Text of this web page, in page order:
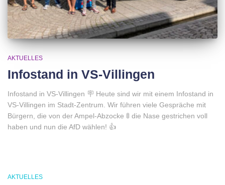
AKTUELLES
Infostand in VS-Villingen
Infostand in VS-Villingen 🪧 Heute sind wir mit einem Infostand in
VS-Villingen im Stadt-Zentrum. Wir führen viele Gespräche mit
Bürgern, die von der Ampel-Abzocke 🚦 die Nase gestrichen voll
haben und nun die AfD wählen! 👍
AKTUELLES